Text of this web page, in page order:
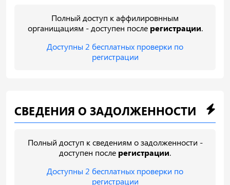
Полный доступ к аффилировнным
органищациям - доступен после регистрации.
Доступны 2 бесплатных проверки по
регистрации
СВЕДЕНИЯ О ЗАДОЛЖЕННОСТИ
Полный доступ к сведениям о задолженности -
доступен после регистрации.
Доступны 2 бесплатных проверки по
регистрации